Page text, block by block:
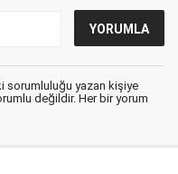
sorumluluğu yazan kişiye
değildir. Her bir yorum